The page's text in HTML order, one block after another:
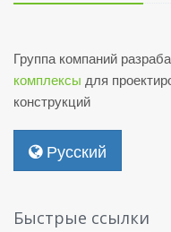
Группа компаний
комплексы для
конструкций
Русский
Быстрые ссылки